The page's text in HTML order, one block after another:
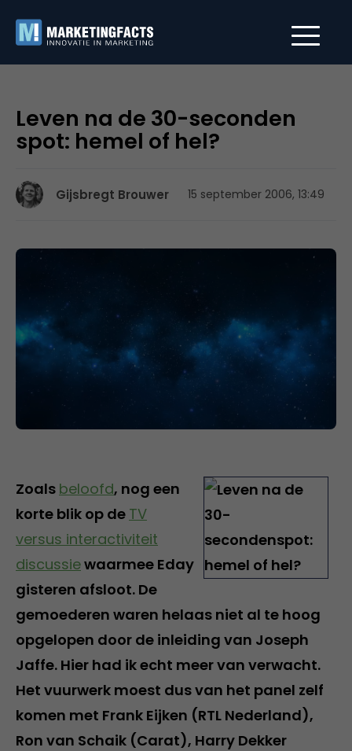
Leven na de 30-seconden
spot: hemel of hel?
Gijsbregt Brouwer 15 september 2006, 13:49
Zoals beloofd, nog een
korte blik op de TV
versus interactiviteit
discussiewaarmee Eday
gisteren afsloot. De
gemoederen waren helaas niet al te hoog
opgelopen door de inleiding van Joseph
Jaffe. Hier had ik echt meer van verwacht.
Het vuurwerk moest dus van het panel zelf
komen met Frank Eijken (RTL Nederland),
Ron van Schaik (Carat), Harry Dekker